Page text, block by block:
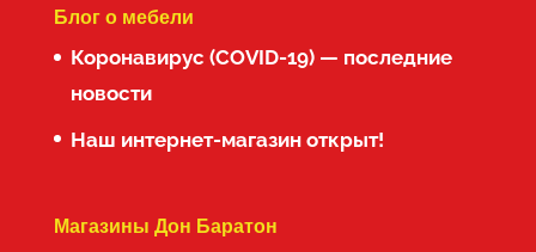
Блог о мебели
Коронавирус (COVID-19) — последние
новости
Наш интернет-магазин открыт!
Магазины Дон Баратон